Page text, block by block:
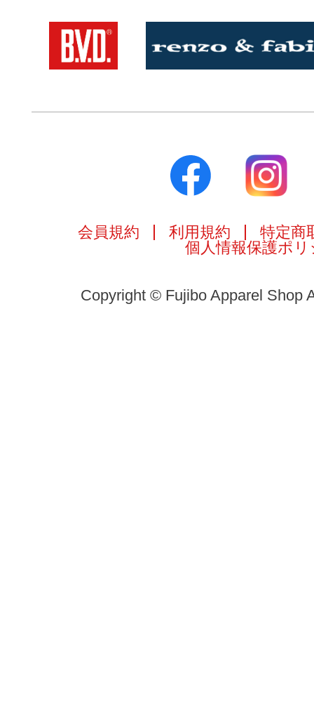
会員規約 利用規約
特定商
個人情報保護ポリ
Copyright © Fujibo Apparel Shop